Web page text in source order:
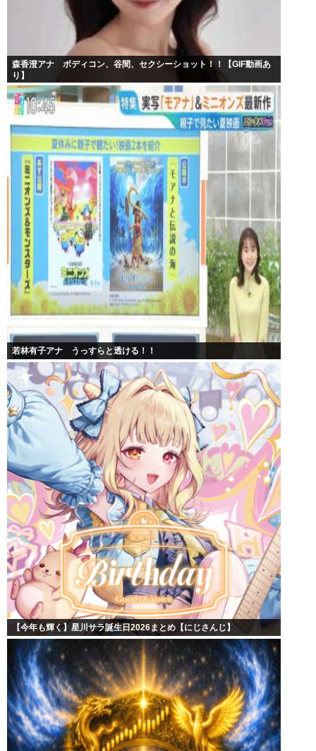
森香澄アナ ボディコン、谷間、セクシーショット！！【GIF動画あ
り】
若林有子アナ うっすらと透ける！！
【今年も輝く】星川サラ誕生日2026まとめ【にじさんじ】